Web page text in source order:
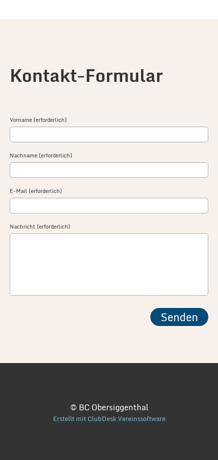
Kontakt-Formular
Vorname (erforderlich)
Nachname (erforderlich)
E-Mail (erforderlich)
Nachricht (erforderlich)
© BC Obersiggenthal
Erstellt mit ClubDesk Vereinssoftware